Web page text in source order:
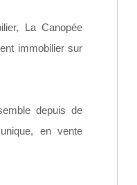
La Canopée
immobilier sur
depuis de
en vente